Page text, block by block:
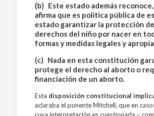
(b) Este estado además
afirma que es política pública de
estado garantizar la protección
derechos del niño por nacer en
formas y medidas legales y
(c) Nada en esta constitución
protege el derecho al aborto o
financiación de un aborto.
Esta disposición constitucional
aclaraba el ponente Mitchell, que en
cuya interpretación es cuestionada –